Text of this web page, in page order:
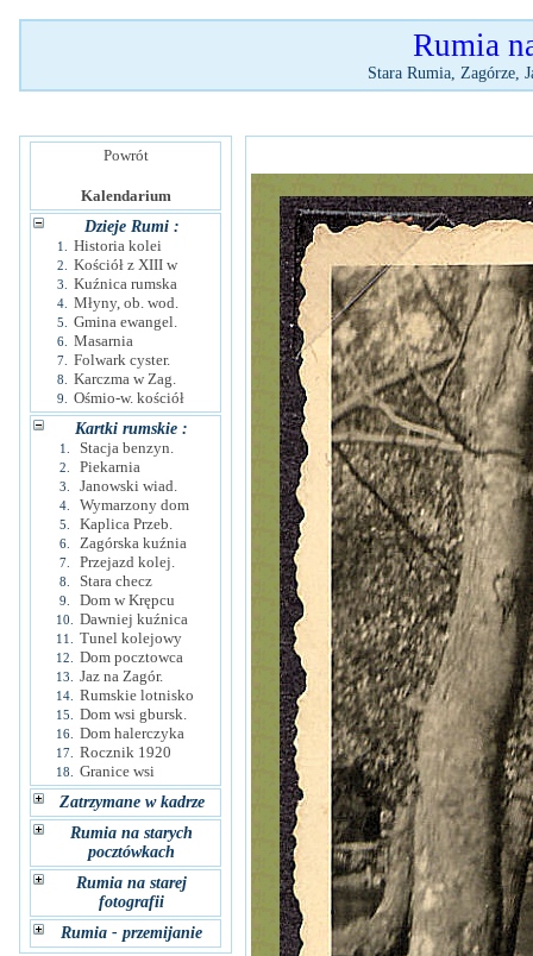
Rumia
Stara Rumia, Zagórze,
Powrót
Kalendarium
Dzieje Rumi :
1. Historia kolei
2. Kościół z XIII w
3. Kuźnica rumska
4. Młyny, ob. wod.
5. Gmina ewangel.
6. Masarnia
7. Folwark cyster.
8. Karczma w Zag.
9.
Ośmio-w. kościół
Kartki rumskie :
1. Stacja benzyn.
2. Piekarnia
3. Janowski wiad.
4. Wymarzony dom
5. Kaplica Przeb.
6. Zagórska kuźnia
7. Przejazd kolej.
8. Stara checz
9. Dom w Krępcu
10. Dawniej kuźnica
11. Tunel kolejowy
12. Dom pocztowca
13. Jaz na Zagór.
14. Rumskie lotnisko
15. Dom wsi gbursk.
16. Dom halerczyka
17. Rocznik 1920
18.
Granice wsi
Zatrzymane w kadrze
Rumia na starych
pocztówkach
Rumia na starej
fotografii
Rumia - przemijanie